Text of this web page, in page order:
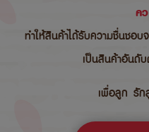
ค
ทำให้สินค้าได้รับความชื่นชอ
เป็นสินค้าอันดั
เพื่อลูก รั